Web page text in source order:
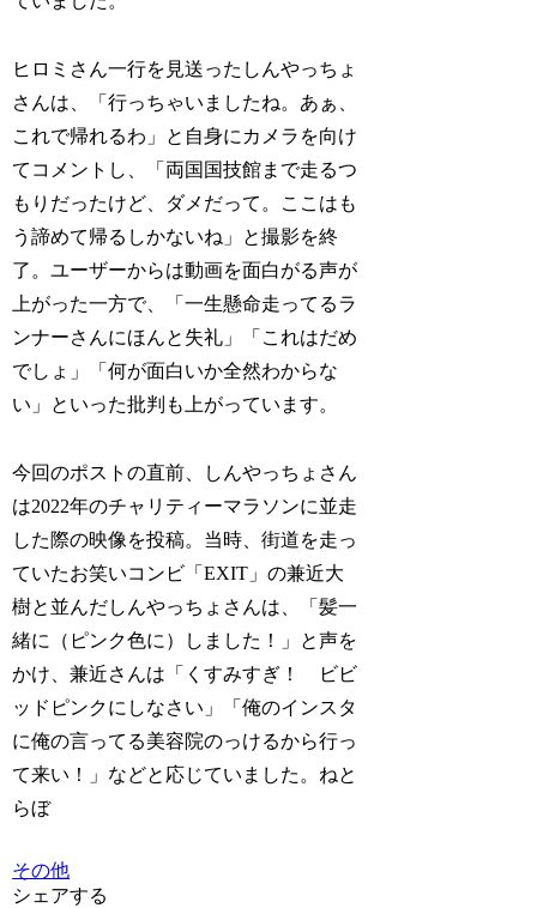
ヒロミさん一行を見送ったしんやっちょ
さんは、「行っちゃいましたね。あぁ、
これで帰れるわ」と自身にカメラを向け
てコメントし、「両国国技館まで走るつ
もりだったけど、ダメだって。ここはも
う諦めて帰るしかないね」と撮影を終
了。ユーザーからは動画を面白がる声が
上がった一方で、「一生懸命走ってるラ
ンナーさんにほんと失礼」「これはだめ
でしょ」「何が面白いか全然わからな
い」といった批判も上がっています。
今回のポストの直前、しんやっちょさん
は2022年のチャリティーマラソンに並走
した際の映像を投稿。当時、街道を走っ
ていたお笑いコンビ「EXIT」の兼近大
樹と並んだしんやっちょさんは、「髪一
緒に（ピンク色に）しました！」と声を
かけ、兼近さんは「くすみすぎ！ ビビ
ッドピンクにしなさい」「俺のインスタ
に俺の言ってる美容院のっけるから行っ
て来い！」などと応じていました。ねと
らぼ
その他
シェアする